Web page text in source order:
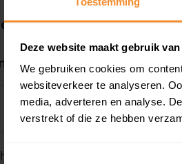
Deze website maakt gebruik
We gebruiken cookies om
websiteverkeer te analyseren.
media, adverteren en analyse.
verstrekt of die ze hebben
woningen in
Huisnr.
1457